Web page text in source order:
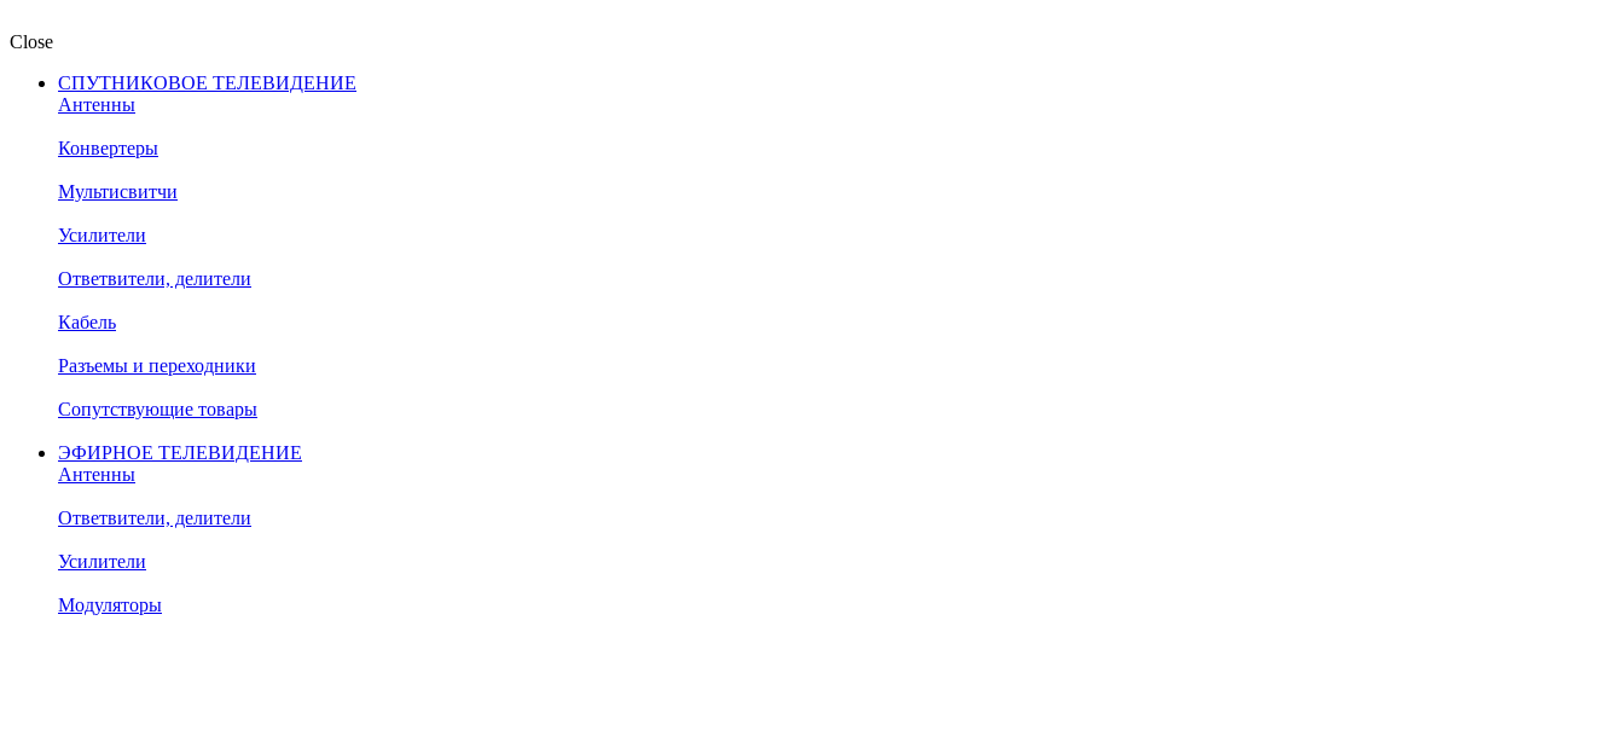
Close
СПУТНИКОВОЕ ТЕЛЕВИДЕНИЕ
Антенны
Конвертеры
Мультисвитчи
Усилители
Ответвители, делители
Кабель
Разъемы и переходники
Сопутствующие товары
ЭФИРНОЕ ТЕЛЕВИДЕНИЕ
Антенны
Ответвители, делители
Усилители
Модуляторы